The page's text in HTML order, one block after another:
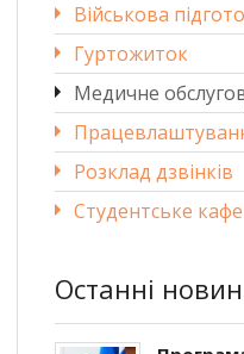
Військова
Гуртожиток
Медичне
Розклад дзвінків
Студентське кафе
Останні